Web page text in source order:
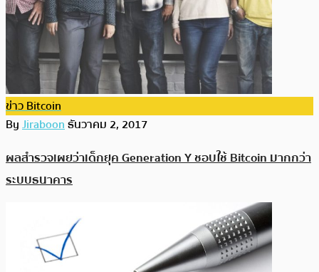
ข่าว Bitcoin
ByJiraboonธันวาคม 2, 2017
ผลสำรวจเผยว่าเด็กยุค Generation Y ชอบใช้ Bitcoin มากกว่า
ระบบธนาคาร